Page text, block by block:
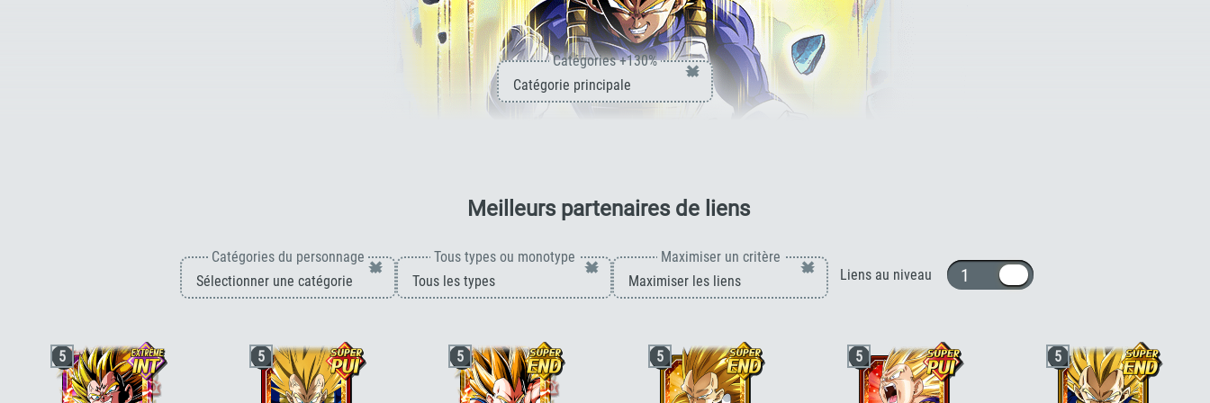
Catégories +130% ×
Meilleurs partenaires de lienspour Vegeta Super Saiyan [INT]
Catégories du personnage × Tous types ou monotype × Maximiser un critère × Liens au niveau 1 ou 10
5 5 5 5 5 5